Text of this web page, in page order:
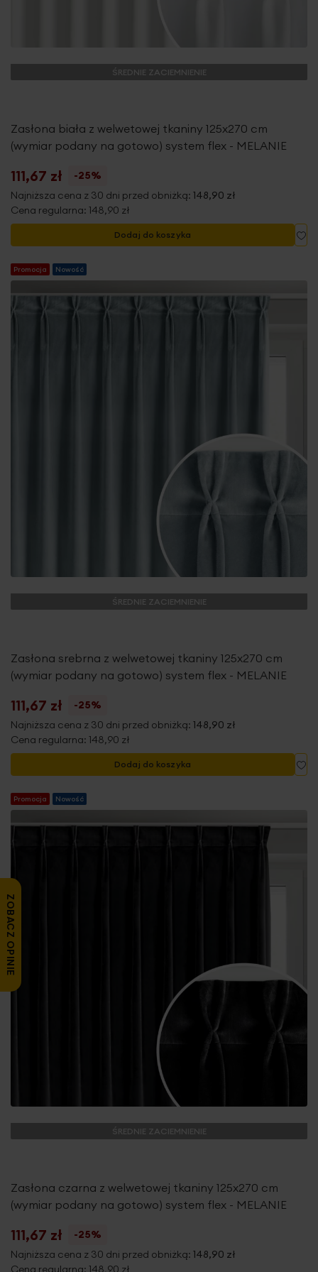
ŚREDNIE ZACIEMNIENIE
Zasłona biała z welwetowej tkaniny 125x270 cm
(wymiar podany na gotowo) system flex - MELANIE
111,67 zł
-25%
Najniższa cena z 30 dni przed obniżką: 148,90 zł
Cena regularna: 148,90 zł
Dodaj do koszyka
Promocja Nowość
ŚREDNIE ZACIEMNIENIE
Zasłona srebrna z welwetowej tkaniny 125x270 cm
(wymiar podany na gotowo) system flex - MELANIE
111,67 zł
-25%
Najniższa cena z 30 dni przed obniżką: 148,90 zł
Cena regularna: 148,90 zł
Dodaj do koszyka
Promocja Nowość
ŚREDNIE ZACIEMNIENIE
Zasłona czarna z welwetowej tkaniny 125x270 cm
(wymiar podany na gotowo) system flex - MELANIE
111,67 zł
-25%
Najniższa cena z 30 dni przed obniżką: 148,90 zł
Cena regularna: 148,90 zł
ZOBACZ OPINIE